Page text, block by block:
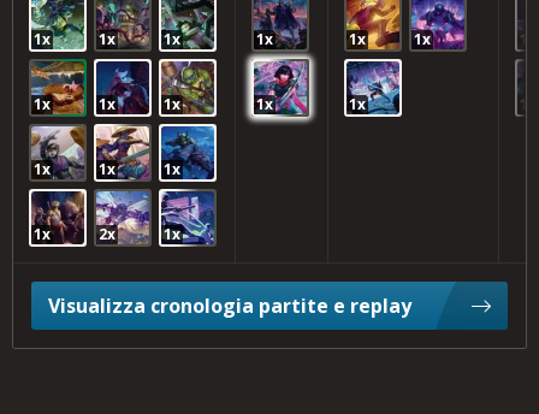
1x 1x 1x
1x 1x 1x
1x 1x 1x
1x 2x 1x
1x
1x
1x 1x
1x
1x
1x
Visualizza cronologia partite e replay